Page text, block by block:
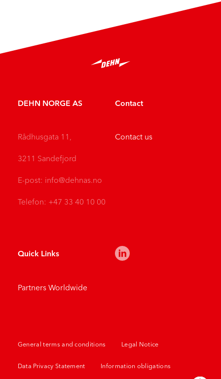
DEHN NORGE AS
Rådhusgata 11,
3211 Sandefjord
E-post: info@dehnas.no
Telefon: +47 33 40 10 00
Contact
Contact us
Quick Links
Partners Worldwide
General terms and conditions Legal Notice
Data Privacy Statement Information obligations